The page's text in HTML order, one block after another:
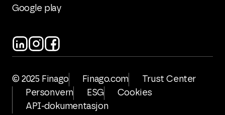
Google play
© 2025 Finago Finago.com
Trust Center
Personvern
ESG
Cookies
API-dokumentasjon